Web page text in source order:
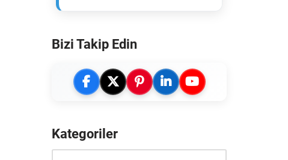
Bizi Takip Edin
Kategoriler